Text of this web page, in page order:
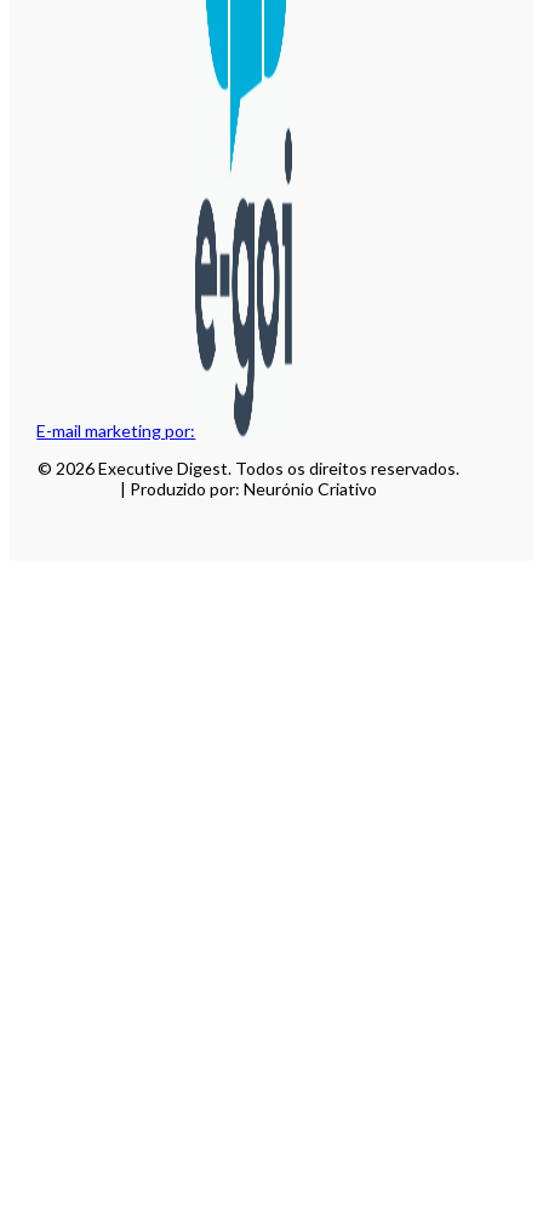
E-mail marketing por:
© 2026 Executive Digest. Todos os direitos reservados.
| Produzido por: Neurónio Criativo